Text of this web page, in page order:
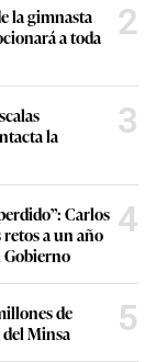
la gimnasta
a toda
2
la
3
Carlos
retos a un año
Gobierno
4
de
Minsa
5